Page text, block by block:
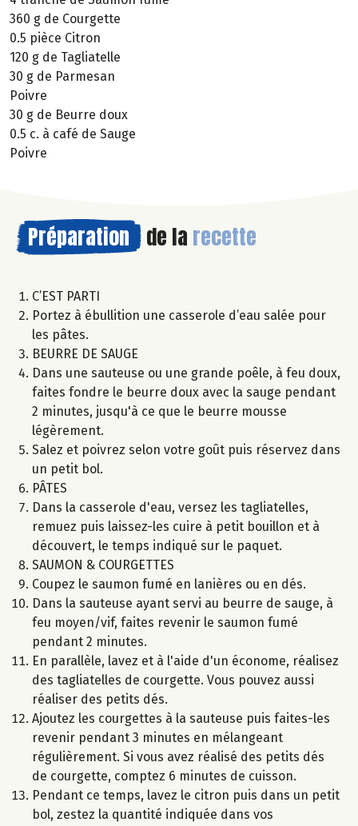
360 g de Courgette
0.5 pièce Citron
120 g de Tagliatelle
30 g de Parmesan
Poivre
30 g de Beurre doux
0.5 c. à café de Sauge
Poivre
Préparation de la recette
C’EST PARTI
Portez à ébullition une casserole d’eau salée pour
les pâtes.
BEURRE DE SAUGE
Dans une sauteuse ou une grande poêle, à feu doux,
faites fondre le beurre doux avec la sauge pendant
2 minutes, jusqu'à ce que le beurre mousse
légèrement.
Salez et poivrez selon votre goût puis réservez dans
un petit bol.
PÂTES
Dans la casserole d'eau, versez les tagliatelles,
remuez puis laissez-les cuire à petit bouillon et à
découvert, le temps indiqué sur le paquet.
SAUMON & COURGETTES
Coupez le saumon fumé en lanières ou en dés.
Dans la sauteuse ayant servi au beurre de sauge, à
feu moyen/vif, faites revenir le saumon fumé
pendant 2 minutes.
En parallèle, lavez et à l'aide d'un économe, réalisez
des tagliatelles de courgette. Vous pouvez aussi
réaliser des petits dés.
Ajoutez les courgettes à la sauteuse puis faites-les
revenir pendant 3 minutes en mélangeant
régulièrement. Si vous avez réalisé des petits dés
de courgette, comptez 6 minutes de cuisson.
Pendant ce temps, lavez le citron puis dans un petit
bol, zestez la quantité indiquée dans vos